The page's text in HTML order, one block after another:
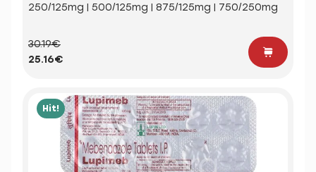
250/125mg | 500/125mg | 875/125mg | 750/250mg
30.19€
25.16€
Hit!